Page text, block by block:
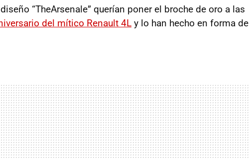
“TheArsenale” querían poner el broche de oro a las
del mítico Renault 4L y lo han hecho en forma de